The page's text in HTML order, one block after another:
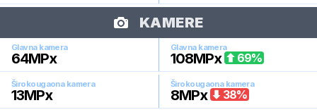
KAMERE
Glavna kamera
64MPx
Glavna kamera
108MPx 69%
Širokougaona kamera
13MPx
Širokougaona kamera
8MPx 38%